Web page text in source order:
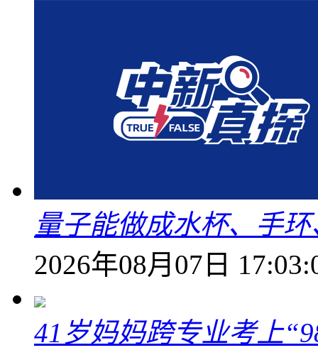
量子能做成水杯、手
2026年08月07日
41岁妈妈跨专业考上